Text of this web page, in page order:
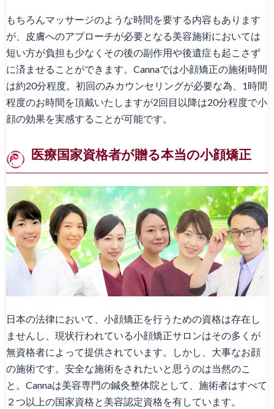
もちろんマッサージのような時間を要する内容もあります
が、皮膚へのアプローチが必要となる美容施術においては
短い方が負担も少なくその後の副作用や後遺症も起こさず
に済ませることができます。Cannaでは小顔矯正の施術時間
は約20分程度。初回のみカウンセリングが必要な為、1時間
程度のお時間を頂戴いたしますが2回目以降は20分程度で小
顔の効果を実感することが可能です。
医療国家資格者が贈る本当の小顔矯正
日本の法律において、小顔矯正を行うための資格は存在し
ませんし、現状行われている小顔矯正サロンはその多くが
無資格者によって提供されています。しかし、大事なお顔
の施術です。安全な施術をされたいと思うのは当然のこ
と。Cannaは美容専門の鍼灸整体院として、施術者はすべて
２つ以上の国家資格と美容認定資格を有しています。